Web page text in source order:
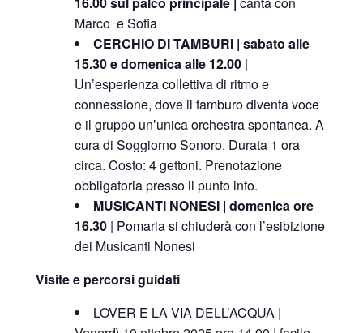
Marco e Sofia
CERCHIO DI TAMBURI | ​sabato alle
15.30 e domenica alle 12.00 |
Un’esperienza collettiva di ritmo e
connessione, dove il tamburo diventa voce
e il gruppo un’unica orchestra spontanea. A
cura di Soggiorno Sonoro. Durata 1 ora
circa. Costo: 4 gettoni. Prenotazione
obbligatoria presso il punto info.
MUSICANTI NONESI | domenica ore
16.30 | Pomaria si chiuderà con l’esibizione
dei Musicanti Nonesi
Visite e percorsi guidati
LOVER E LA VIA DELL’ACQUA |